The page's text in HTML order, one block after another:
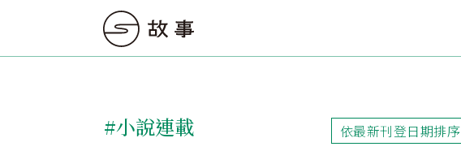
#小說連載 依最新刊登日期排序
依最新刊登日期排序